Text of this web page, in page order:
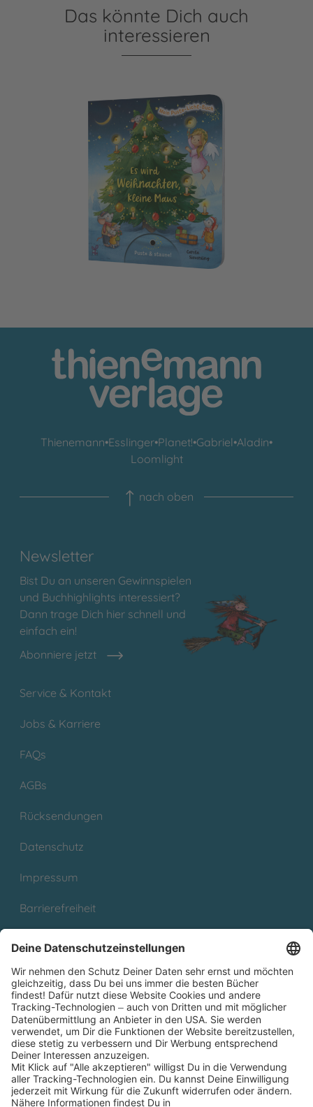
Das könnte Dich auch
interessieren
Mein Puste-Licht-Buch: Es wird Weihnachten, kleine Maus
Thienemann•Esslinger•Planet!•Gabriel•Aladin•
Loomlight
nach oben
Newsletter
Bist Du an unseren Gewinnspielen
und Buchhighlights interessiert?
Dann trage Dich hier schnell und
einfach ein!
Abonniere jetzt
Service & Kontakt
Jobs & Karriere
FAQs
AGBs
Rücksendungen
Datenschutz
Impressum
Barrierefreiheit
Partnerprogramm (Affiliate)
Folge uns auf
* Versandkostenfrei ab 9,00 € Bestellwert innerhalb